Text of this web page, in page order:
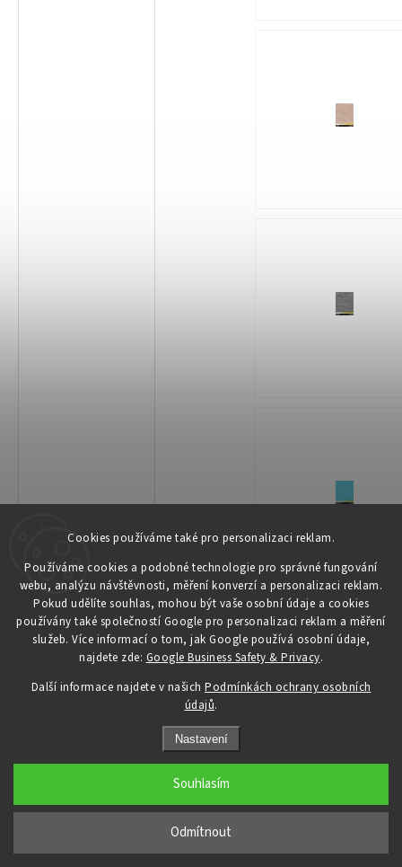
Cookies používáme také pro personalizaci reklam.
Používáme cookies a podobné technologie pro správné fungování
webu, analýzu návštěvnosti, měření konverzí a personalizaci reklam.
Pokud udělíte souhlas, mohou být vaše osobní údaje a cookies
používány také společností Google pro personalizaci reklam a měření
služeb. Více informací o tom, jak Google používá osobní údaje,
najdete zde: Google Business Safety & Privacy.
Další informace najdete v našich Podmínkách ochrany osobních
údajů.
Nastavení
Odmítnout
Souhlasím